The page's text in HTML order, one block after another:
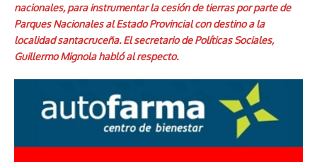
nacionales, para instrumentar la cesión de tierras por parte de
Parques Nacionales al Estado Provincial con destino a la
localidad santacruceña. El secretario de Políticas Sociales,
Guillermo Mignola habló al respecto.